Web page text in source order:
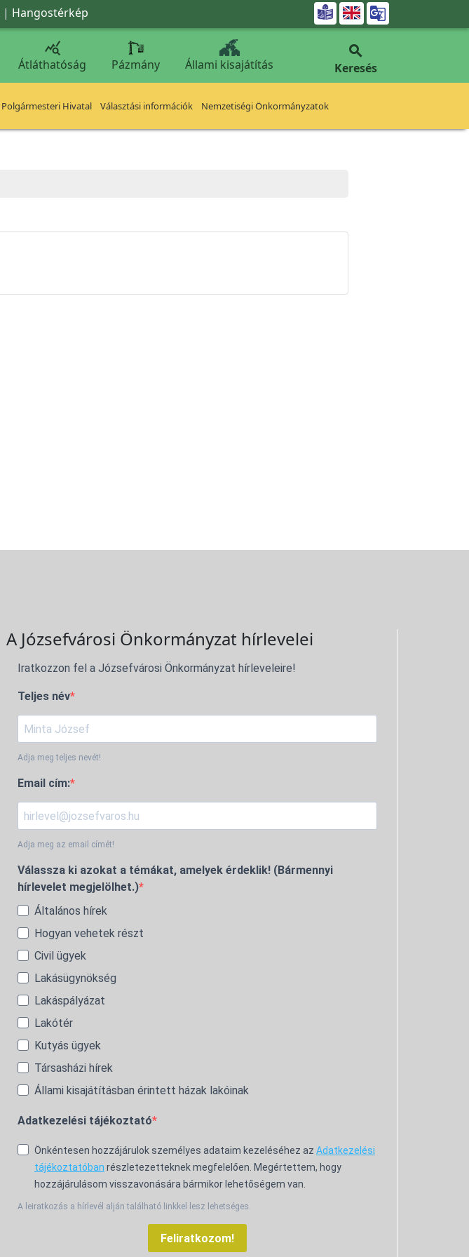
| Hangostérkép 

Átláthatóság Pázmány Állami kisajátítás

Keresés
Polgármesteri Hivatal Választási információk Nemzetiségi Önkormányzatok
A Józsefvárosi Önkormányzat hírlevelei
Iratkozzon fel a Józsefvárosi Önkormányzat hírleveleire!
Teljes név
Adja meg teljes nevét!
Email cím:
Adja meg az email címét!
Válassza ki azokat a témákat, amelyek érdeklik! (Bármennyi
hírlevelet megjelölhet.)
Általános hírek
Hogyan vehetek részt
Civil ügyek
Lakásügynökség
Lakáspályázat
Lakótér
Kutyás ügyek
Társasházi hírek
Állami kisajátításban érintett házak lakóinak
Adatkezelési tájékoztató
Önkéntesen hozzájárulok személyes adataim kezeléséhez az Adatkezelési
tájékoztatóban részletezetteknek megfelelően. Megértettem, hogy
hozzájárulásom visszavonására bármikor lehetőségem van.
A leiratkozás a hírlevél alján található linkkel lesz lehetséges.
Feliratkozom!